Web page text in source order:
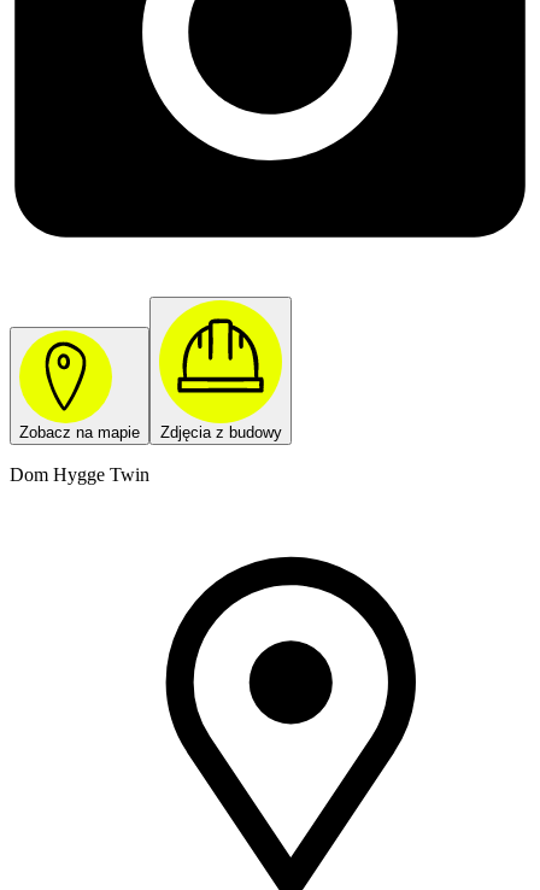
Zobacz na mapie Zdjęcia z budowy
Dom Hygge Twin